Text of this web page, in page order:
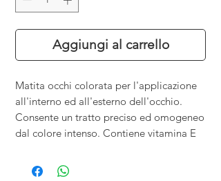
Aggiungi al carrello
Matita occhi colorata per l'applicazione
all'interno ed all'esterno dell'occhio.
Consente un tratto preciso ed omogeneo
dal colore intenso. Contiene vitamina E